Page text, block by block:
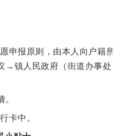
申报原则，由本人向户籍所
→镇人民政府（街道办事处
卡中。